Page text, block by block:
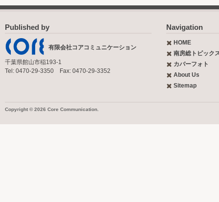
Published by
有限会社コアコミュニケーション
千葉県館山市稲193-1
Tel: 0470-29-3350 Fax: 0470-29-3352
Navigation
HOME
南房総トピック
カバーフォト
About Us
Sitemap
Copyright © 2026 Core Communication.